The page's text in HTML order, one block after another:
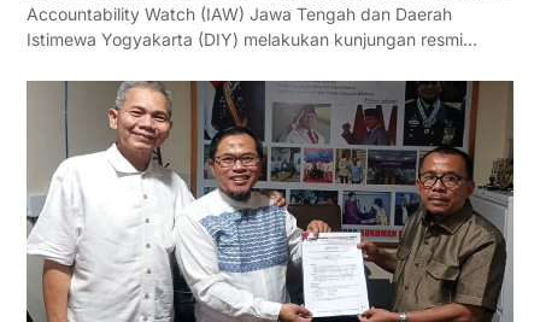
Accountability Watch (IAW) Jawa Tengah dan Daerah
Istimewa Yogyakarta (DIY) melakukan kunjungan resmi…